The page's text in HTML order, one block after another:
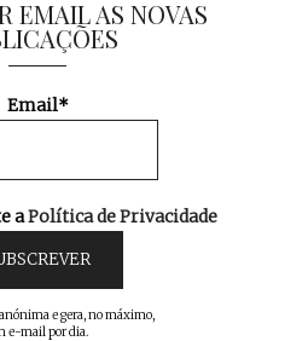
EMAIL AS NOVAS
Email*
aPolítica de Privacidade
e gera, no máximo,
e-mail por dia.